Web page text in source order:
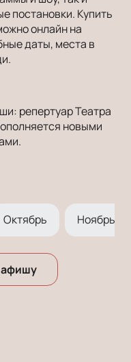
постановки. Купить
онлайн на
даты, места в
репертуар Театра
новыми
Октябрь Ноябрь